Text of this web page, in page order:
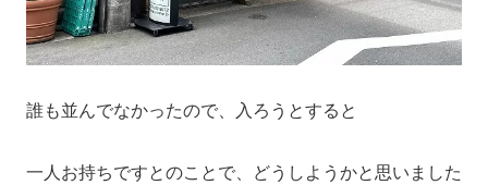
誰も並んでなかったので、入ろうとすると
一人お持ちですとのことで、どうしようかと思いました